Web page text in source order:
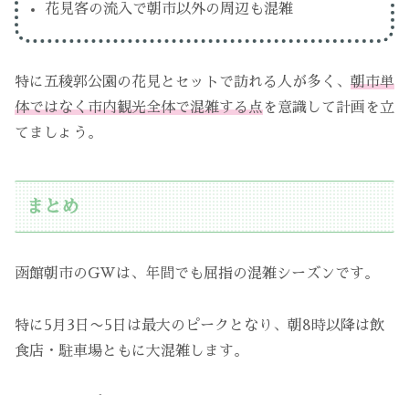
花見客の流入で朝市以外の周辺も混雑
特に五稜郭公園の花見とセットで訪れる人が多く、 朝市単
体ではなく市内観光全体で混雑する点を意識して計画を立
てましょう。
まとめ
函館朝市のGWは、年間でも屈指の混雑シーズンです。
特に5月3日〜5日は最大のピークとなり、朝8時以降は飲
食店・駐車場ともに大混雑します。